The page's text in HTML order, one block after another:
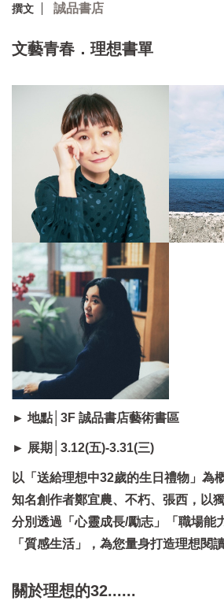
撰文 誠品書店
文藝青春．理想書單
► 地點│3F 誠品書店藝術書區
► 展期│3.12(五)-3.31(三)
以「送給理想中32歲的生日禮物」為
知名創作者鄭宜農、不朽、張西，以
分別透過「心靈成長/勵志」「職場能
「質感生活」，為您量身打造理想閱讀
關於理想的32......